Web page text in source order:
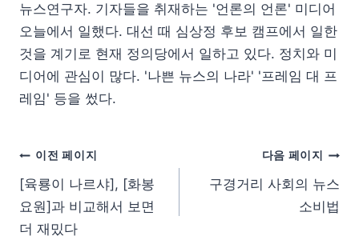
뉴스연구자. 기자들을 취재하는 '언론의 언론' 미디어
오늘에서 일했다. 대선 때 심상정 후보 캠프에서 일한
것을 계기로 현재 정의당에서 일하고 있다. 정치와 미
디어에 관심이 많다. '나쁜 뉴스의 나라' '프레임 대 프
레임' 등을 썼다.
이전 페이지
[육룡이 나르샤], [화봉
요원]과 비교해서 보면
더 재밌다
다음 페이지
구경거리 사회의 뉴스
소비법